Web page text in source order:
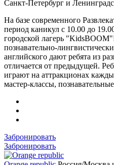
Санкт-Петербург и
На базе современного
период каникул с 10.00 до
городской лагерь
познавательно-
английского дают ребята из
отличается от предыдущей.
играют на аттракционах
мастер-классы,
Забронировать
Забронировать